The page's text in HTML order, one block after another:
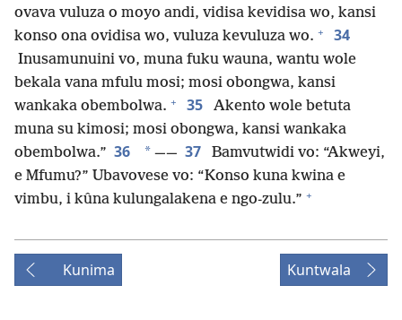
ovava vuluza o moyo andi, vidisa kevidisa wo, kansi
konso ona ovidisa wo, vuluza kevuluza wo. + 34
Inusamunuini vo, muna fuku wauna, wantu wole
bekala vana mfulu mosi; mosi obongwa, kansi
wankaka obembolwa. + 35
Akento wole betuta
muna su kimosi; mosi obongwa, kansi wankaka
obembolwa.” 36 * —— 37
Bamvutwidi vo: “Akweyi,
e Mfumu?” Ubavovese vo: “Konso kuna kwina e
vimbu, i kûna kulungalakena e ngo-zulu.” +
Kunima Kuntwala